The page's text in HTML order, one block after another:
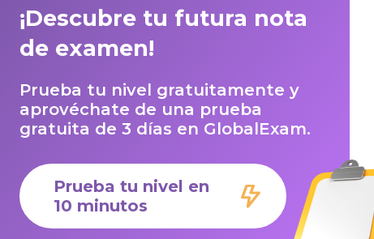
¡Descubre tu futura nota
de examen!
Prueba tu nivel gratuitamente y
aprovéchate de una prueba
gratuita de 3 días en GlobalExam.
Prueba tu nivel en
10 minutos